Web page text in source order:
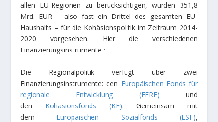
allen EU-Regionen zu berücksichtigen, wurden 351,8
Mrd. EUR – also fast ein Drittel des gesamten EU-
Haushalts – für die Kohäsionspolitik im Zeitraum 2014-
2020 vorgesehen. Hier die verschiedenen
Finanzierungsinstrumente :
Die Regionalpolitik verfügt über zwei
Finanzierungsinstrumente: den Europäischen Fonds für
regionale Entwicklung (EFRE) und
den Kohäsionsfonds (KF). Gemeinsam mit
dem Europäischen Sozialfonds (ESF),